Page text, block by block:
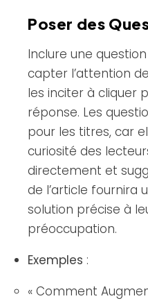
Poser des
Inclure une
capter l’attention
les inciter à cliquer
réponse. Les
pour les titres, car
curiosité des
directement et
de l’article fournira
solution précise à
préoccupation.
Exemples :
« Comment